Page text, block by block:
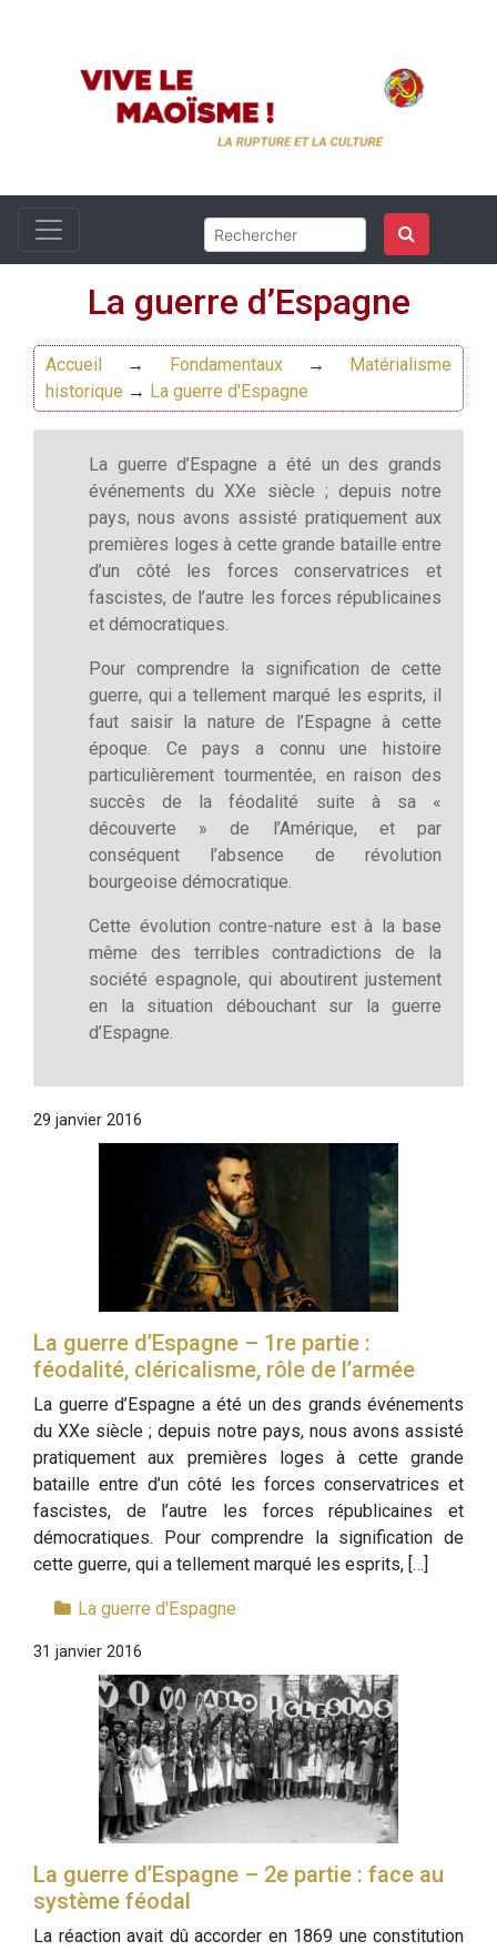
La guerre d’Espagne
Accueil → Fondamentaux→
Matérialisme
historique → La guerre d'Espagne
La guerre d’Espagne a été un des grands
événements du XXe siècle ; depuis notre
pays, nous avons assisté pratiquement aux
premières loges à cette grande bataille entre
d’un côté les forces conservatrices et
fascistes, de l’autre les forces républicaines
et démocratiques.
Pour comprendre la signification de cette
guerre, qui a tellement marqué les esprits, il
faut saisir la nature de l’Espagne à cette
époque. Ce pays a connu une histoire
particulièrement tourmentée, en raison des
succès de la féodalité suite à sa «
découverte » de l’Amérique, et par
conséquent l’absence de révolution
bourgeoise démocratique.
Cette évolution contre-nature est à la base
même des terribles contradictions de la
société espagnole, qui aboutirent justement
en la situation débouchant sur la guerre
d’Espagne.
29 janvier 2016
La guerre d’Espagne – 1re partie :
féodalité, cléricalisme, rôle de l’armée
La guerre d’Espagne a été un des grands événements
du XXe siècle ; depuis notre pays, nous avons assisté
pratiquement aux premières loges à cette grande
bataille entre d’un côté les forces conservatrices et
fascistes, de l’autre les forces républicaines et
démocratiques. Pour comprendre la signification de
cette guerre, qui a tellement marqué les esprits, […]
La guerre d'Espagne
31 janvier 2016
La guerre d’Espagne – 2e partie : face au
système féodal
La réaction avait dû accorder en 1869 une constitution